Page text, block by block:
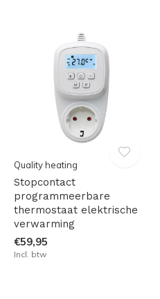
Quality heating
Stopcontact
programmeerbare
thermostaat elektrische
verwarming
€59,95
Incl. btw